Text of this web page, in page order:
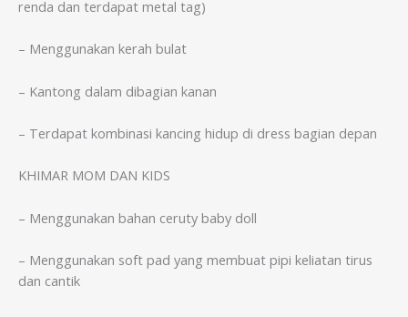
renda dan terdapat metal tag)
– Menggunakan kerah bulat
– Kantong dalam dibagian kanan
– Terdapat kombinasi kancing hidup di dress bagian depan
KHIMAR MOM DAN KIDS
– Menggunakan bahan ceruty baby doll
– Menggunakan soft pad yang membuat pipi keliatan tirus
dan cantik